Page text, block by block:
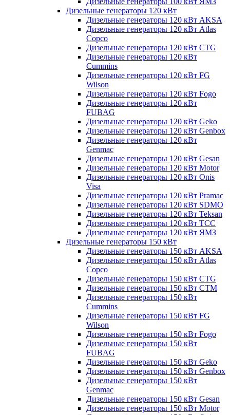
Дизельные генераторы 120 кВт
Дизельные генераторы 120 кВт AKSA
Дизельные генераторы 120 кВт Atlas
Copco
Дизельные генераторы 120 кВт CTG
Дизельные генераторы 120 кВт
Cummins
Дизельные генераторы 120 кВт FG
Wilson
Дизельные генераторы 120 кВт Fogo
Дизельные генераторы 120 кВт
FUBAG
Дизельные генераторы 120 кВт Geko
Дизельные генераторы 120 кВт Genbox
Дизельные генераторы 120 кВт
Genmac
Дизельные генераторы 120 кВт Gesan
Дизельные генераторы 120 кВт Motor
Дизельные генераторы 120 кВт Onis
Visa
Дизельные генераторы 120 кВт Pramac
Дизельные генераторы 120 кВт SDMO
Дизельные генераторы 120 кВт Teksan
Дизельные генераторы 120 кВт ТСС
Дизельные генераторы 120 кВт ЯМЗ
Дизельные генераторы 150 кВт
Дизельные генераторы 150 кВт AKSA
Дизельные генераторы 150 кВт Atlas
Copco
Дизельные генераторы 150 кВт CTG
Дизельные генераторы 150 кВт CTM
Дизельные генераторы 150 кВт
Cummins
Дизельные генераторы 150 кВт FG
Wilson
Дизельные генераторы 150 кВт Fogo
Дизельные генераторы 150 кВт
FUBAG
Дизельные генераторы 150 кВт Geko
Дизельные генераторы 150 кВт Genbox
Дизельные генераторы 150 кВт
Genmac
Дизельные генераторы 150 кВт Gesan
Дизельные генераторы 150 кВт Motor